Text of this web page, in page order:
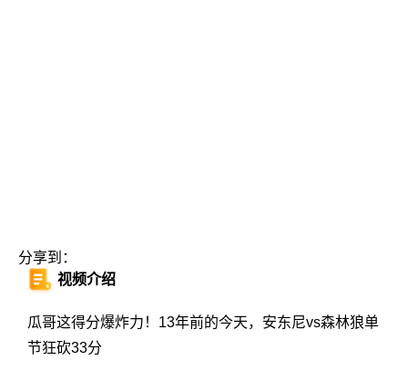
分享到：
视频介绍
瓜哥这得分爆炸力！13年前的今天，安东尼vs森林狼单
节狂砍33分